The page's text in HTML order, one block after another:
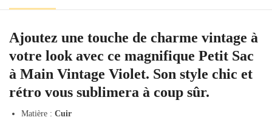
Ajoutez une touche de charme vintage à
votre look avec ce magnifique Petit Sac
à Main Vintage Violet. Son style chic et
rétro vous sublimera à coup sûr.
Matière : Cuir